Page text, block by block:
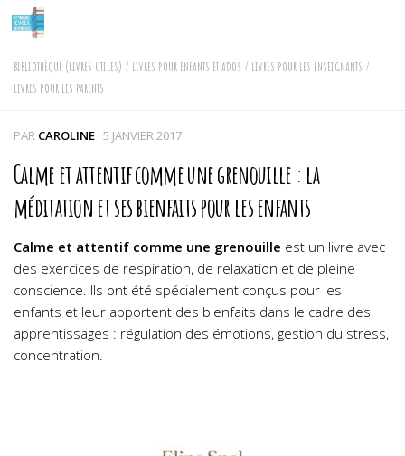
Skip to content
BIBLIOTHÈQUE (LIVRES UTILES) / LIVRES POUR ENFANTS ET ADOS / LIVRES POUR LES ENSEIGNANTS /
LIVRES POUR LES PARENTS
PAR CAROLINE · 5 JANVIER 2017
Calme et attentif comme une grenouille : la
méditation et ses bienfaits pour les enfants
Calme et attentif comme une grenouille est un livre avec
des exercices de respiration, de relaxation et de pleine
conscience. Ils ont été spécialement conçus pour les
enfants et leur apportent des bienfaits dans le cadre des
apprentissages : régulation des émotions, gestion du stress,
concentration.